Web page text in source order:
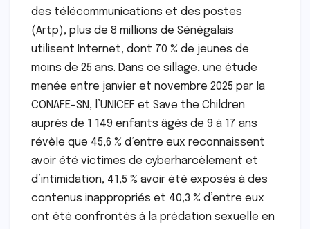
des télécommunications et des postes
(Artp), plus de 8 millions de Sénégalais
utilisent Internet, dont 70 % de jeunes de
moins de 25 ans. Dans ce sillage, une étude
menée entre janvier et novembre 2025 par la
CONAFE-SN, l’UNICEF et Save the Children
auprès de 1 149 enfants âgés de 9 à 17 ans
révèle que 45,6 % d’entre eux reconnaissent
avoir été victimes de cyberharcèlement et
d’intimidation, 41,5 % avoir été exposés à des
contenus inappropriés et 40,3 % d’entre eux
ont été confrontés à la prédation sexuelle en